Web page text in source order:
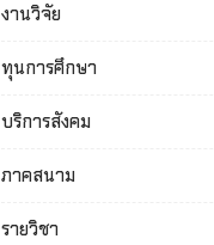
งานวิจัย
ทุนการศึกษา
บริการสังคม
ภาคสนาม
รายวิชา